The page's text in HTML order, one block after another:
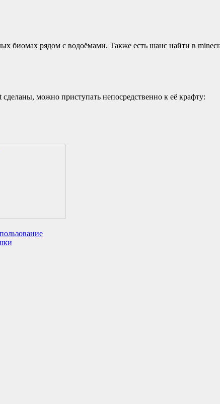
биомах рядом с водоёмами. Также есть шанс найти в
можно приступать непосредственно к её крафту: